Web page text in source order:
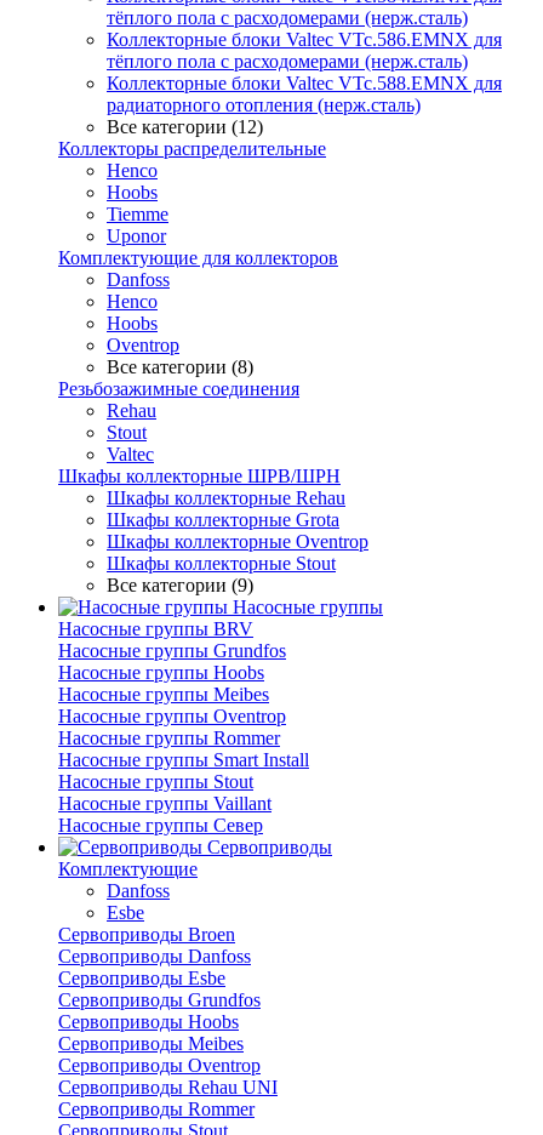
тёплого пола с расходомерами (нерж.сталь)
Коллекторные блоки Valtec VTc.586.EMNX для
тёплого пола с расходомерами (нерж.сталь)
Коллекторные блоки Valtec VTc.588.EMNX для
радиаторного отопления (нерж.сталь)
Все категории (12)
Коллекторы распределительные
Henco
Hoobs
Tiemme
Uponor
Комплектующие для коллекторов
Danfoss
Henco
Hoobs
Oventrop
Все категории (8)
Резьбозажимные соединения
Rehau
Stout
Valtec
Шкафы коллекторные ШРВ/ШРН
Шкафы коллекторные Rehau
Шкафы коллекторные Grota
Шкафы коллекторные Oventrop
Шкафы коллекторные Stout
Все категории (9)
Насосные группы
Насосные группы BRV
Насосные группы Grundfos
Насосные группы Hoobs
Насосные группы Meibes
Насосные группы Oventrop
Насосные группы Rommer
Насосные группы Smart Install
Насосные группы Stout
Насосные группы Vaillant
Насосные группы Север
Сервоприводы
Комплектующие
Danfoss
Esbe
Сервоприводы Broen
Сервоприводы Danfoss
Сервоприводы Esbe
Сервоприводы Grundfos
Сервоприводы Hoobs
Сервоприводы Meibes
Сервоприводы Oventrop
Сервоприводы Rehau UNI
Сервоприводы Rommer
Сервоприводы Stout